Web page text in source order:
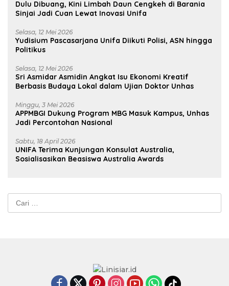
Dulu Dibuang, Kini Limbah Daun Cengkeh di Barania
Sinjai Jadi Cuan Lewat Inovasi Unifa
Selasa, 12 Mei 2026
Yudisium Pascasarjana Unifa Diikuti Polisi, ASN hingga
Politikus
Selasa, 12 Mei 2026
Sri Asmidar Asmidin Angkat Isu Ekonomi Kreatif
Berbasis Budaya Lokal dalam Ujian Doktor Unhas
Minggu, 3 Mei 2026
APPMBGI Dukung Program MBG Masuk Kampus, Unhas
Jadi Percontohan Nasional
Sabtu, 18 April 2026
UNIFA Terima Kunjungan Konsulat Australia,
Sosialisasikan Beasiswa Australia Awards
Cari
untuk: